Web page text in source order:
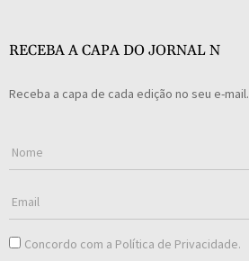
RECEBA A CAPA DO JORNAL N
Receba a capa de cada edição no seu e-mail.
Concordo com a Política de Privacidade.